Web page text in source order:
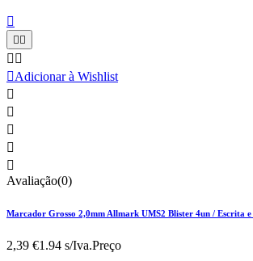

 
 
Adicionar à Wishlist





Avaliação(0)
Marcador Grosso 2,0mm Allmark UMS2 Blister 4un / Escrita e
2,39 €1.94 s/Iva.Preço